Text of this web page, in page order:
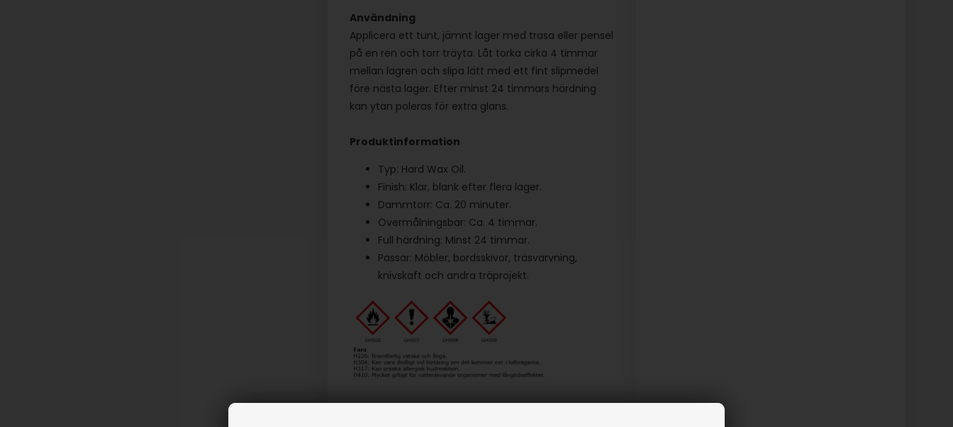
Användning
Applicera ett tunt, jämnt lager med trasa eller pensel
på en ren och torr träyta. Låt torka cirka 4 timmar
mellan lagren och slipa lätt med ett fint slipmedel
före nästa lager. Efter minst 24 timmars härdning
kan ytan poleras för extra glans.
Produktinformation
Typ: Hard Wax Oil.
Finish: Klar, blank efter flera lager.
Dammtorr: Ca. 20 minuter.
Övermålningsbar: Ca. 4 timmar.
Full härdning: Minst 24 timmar.
Passar: Möbler, bordsskivor, träsvarvning,
knivskaft och andra träprojekt.